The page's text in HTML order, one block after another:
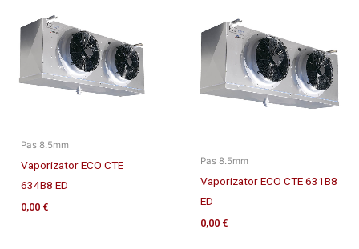
Pas 8.5mm
Vaporizator ECO CTE
634B8 ED
0,00 €
Pas 8.5mm
Vaporizator ECO CTE 631B8
ED
0,00 €